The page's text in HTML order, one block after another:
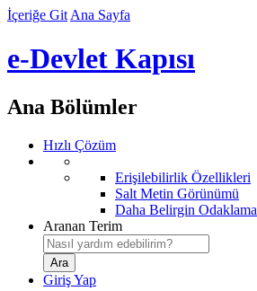
İçeriğe Git Ana Sayfa
e-Devlet Kapısı
Ana Bölümler
Hızlı Çözüm
Erişilebilirlik Özellikleri
Salt Metin Görünümü
Daha Belirgin Odaklama
Aranan Terim
Giriş Yap